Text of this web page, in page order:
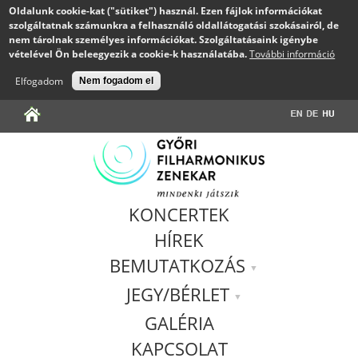
Oldalunk cookie-kat ("sütiket") használ. Ezen fájlok információkat
szolgáltatnak számunkra a felhasználó oldallátogatási szokásairól, de
nem tárolnak személyes információkat. Szolgáltatásaink igénybe
vételével Ön beleegyezik a cookie-k használatába.További információ
Elfogadom
Nem fogadom el
KONCERTEK
HÍREK
BEMUTATKOZÁS
JEGY/BÉRLET
GALÉRIA
KAPCSOLAT